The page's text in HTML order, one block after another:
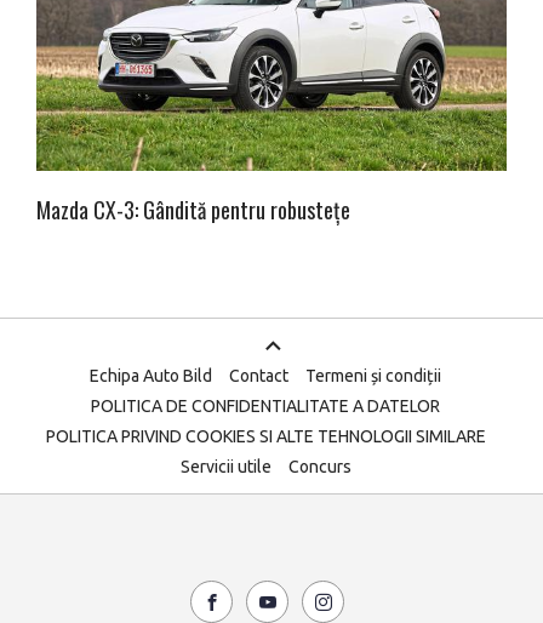
Mazda CX-3: Gândită pentru robustețe
Echipa Auto Bild Contact
Termeni și condiții
POLITICA DE CONFIDENTIALITATE A DATELOR
POLITICA PRIVIND COOKIES SI ALTE TEHNOLOGII SIMILARE
Servicii utile
Concurs